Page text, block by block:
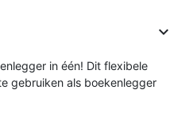

in één! Dit flexibele
gebruiken als boekenlegger